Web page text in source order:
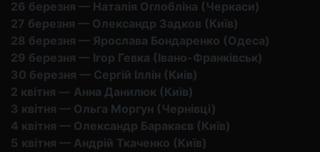
26 березня — Наталія Оглобліна (Черкаси)
27 березня — Олександр Задков (Київ)
28 березня — Ярослава Бондаренко (Одеса)
29 березня — Ігор Гевка (Івано-Франківськ)
30 березня — Сергій Іллін (Киів)
2 квітня — Анна Данилюк (Київ)
3 квітня — Ольга Моргун (Чернівці)
4 квітня — Олександр Баракаєв (Київ)
5 квітня — Андрій Ткаченко (Київ)